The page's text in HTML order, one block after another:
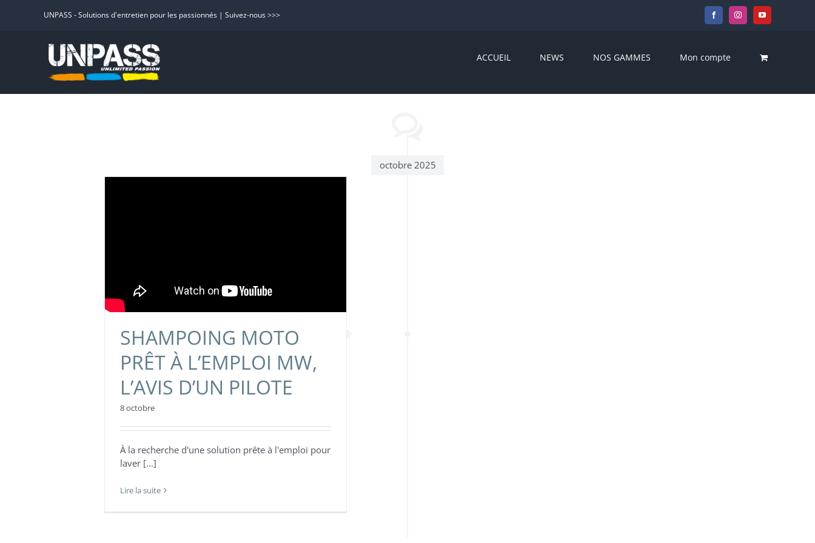
UNPASS - Solutions d'entretien pour les passionnés | Suivez-nous >>> FacebookInstagramYouTube
ACCUEIL NEWS NOS GAMMES Mon compte
octobre 2025
SHAMPOING MOTO
PRÊT À L’EMPLOI MW,
L’AVIS D’UN PILOTE
8 octobre
À la recherche d'une solution prête à l'emploi pour
laver [...]
Lire la suite